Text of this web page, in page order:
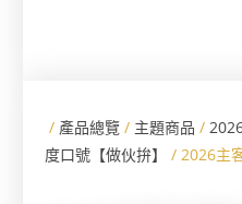
/ 產品總覽/ 主題商品 /
度口號【做伙拚】
/ 2026主